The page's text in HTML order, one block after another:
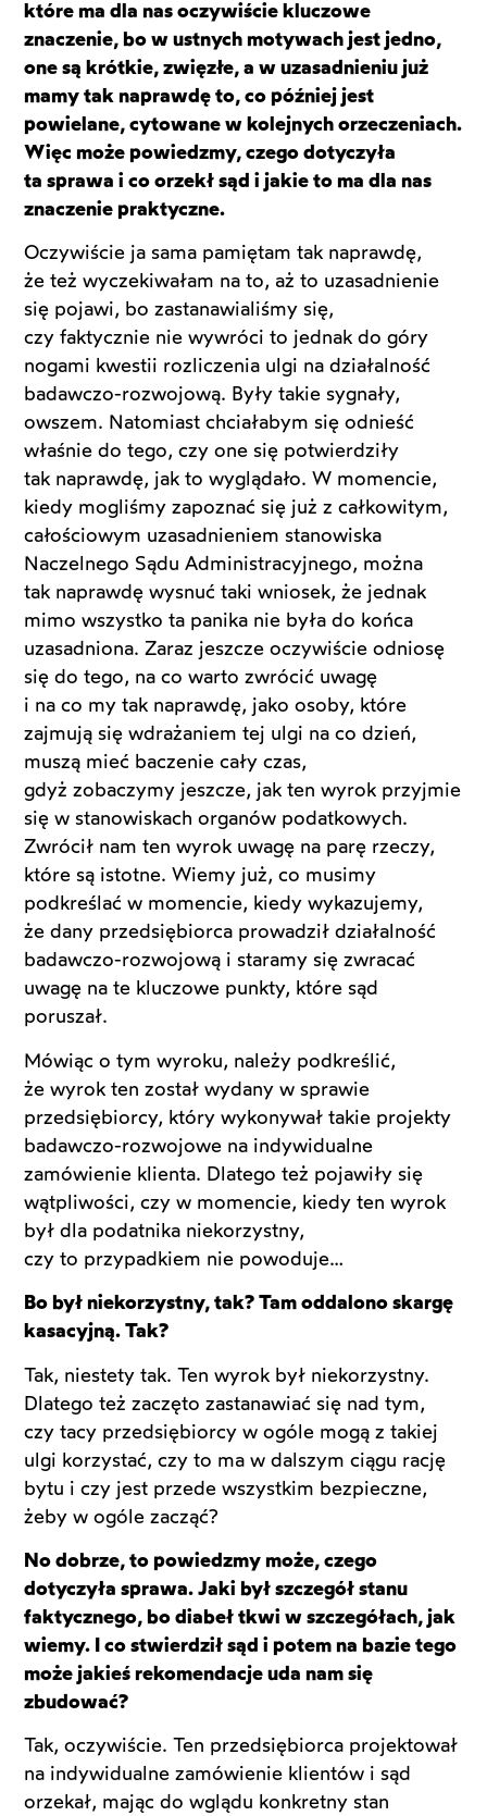
które ma dla nas oczywiście kluczowe
znaczenie, bo w ustnych motywach jest jedno,
one są krótkie, zwięzłe, a w uzasadnieniu już
mamy tak naprawdę to, co później jest
powielane, cytowane w kolejnych orzeczeniach.
Więc może powiedzmy, czego dotyczyła
ta sprawa i co orzekł sąd i jakie to ma dla nas
znaczenie praktyczne.
Oczywiście ja sama pamiętam tak naprawdę,
że też wyczekiwałam na to, aż to uzasadnienie
się pojawi, bo zastanawialiśmy się,
czy faktycznie nie wywróci to jednak do góry
nogami kwestii rozliczenia ulgi na działalność
badawczo-rozwojową. Były takie sygnały,
owszem. Natomiast chciałabym się odnieść
właśnie do tego, czy one się potwierdziły
tak naprawdę, jak to wyglądało. W momencie,
kiedy mogliśmy zapoznać się już z całkowitym,
całościowym uzasadnieniem stanowiska
Naczelnego Sądu Administracyjnego, można
tak naprawdę wysnuć taki wniosek, że jednak
mimo wszystko ta panika nie była do końca
uzasadniona. Zaraz jeszcze oczywiście odniosę
się do tego, na co warto zwrócić uwagę
i na co my tak naprawdę, jako osoby, które
zajmują się wdrażaniem tej ulgi na co dzień,
muszą mieć baczenie cały czas,
gdyż zobaczymy jeszcze, jak ten wyrok przyjmie
się w stanowiskach organów podatkowych.
Zwrócił nam ten wyrok uwagę na parę rzeczy,
które są istotne. Wiemy już, co musimy
podkreślać w momencie, kiedy wykazujemy,
że dany przedsiębiorca prowadził działalność
badawczo-rozwojową i staramy się zwracać
uwagę na te kluczowe punkty, które sąd
poruszał.
Mówiąc o tym wyroku, należy podkreślić,
że wyrok ten został wydany w sprawie
przedsiębiorcy, który wykonywał takie projekty
badawczo-rozwojowe na indywidualne
zamówienie klienta. Dlatego też pojawiły się
wątpliwości, czy w momencie, kiedy ten wyrok
był dla podatnika niekorzystny,
czy to przypadkiem nie powoduje…
Bo był niekorzystny, tak? Tam oddalono skargę
kasacyjną. Tak?
Tak, niestety tak. Ten wyrok był niekorzystny.
Dlatego też zaczęto zastanawiać się nad tym,
czy tacy przedsiębiorcy w ogóle mogą z takiej
ulgi korzystać, czy to ma w dalszym ciągu rację
bytu i czy jest przede wszystkim bezpieczne,
żeby w ogóle zacząć?
No dobrze, to powiedzmy może, czego
dotyczyła sprawa. Jaki był szczegół stanu
faktycznego, bo diabeł tkwi w szczegółach, jak
wiemy. I co stwierdził sąd i potem na bazie tego
może jakieś rekomendacje uda nam się
zbudować?
Tak, oczywiście. Ten przedsiębiorca projektował
na indywidualne zamówienie klientów i sąd
orzekał, mając do wglądu konkretny stan